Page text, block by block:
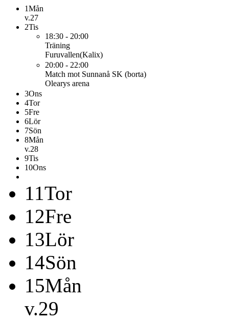
1Mån
v.27
2Tis
18:30 - 20:00
Träning
Furuvallen(Kalix)
20:00 - 22:00
Match mot Sunnanå SK (borta)
Olearys arena
3Ons
4Tor
5Fre
6Lör
7Sön
8Mån
v.28
9Tis
10Ons
11Tor
12Fre
13Lör
14Sön
15Mån
v.29